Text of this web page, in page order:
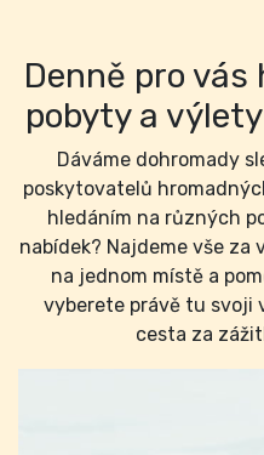
Denně pro vás
pobyty a
Dáváme dohromady
poskytovatelů
hledáním na různých
nabídek? Najdeme vše za
na jednom místě a
vyberete právě tu svoji
cesta za